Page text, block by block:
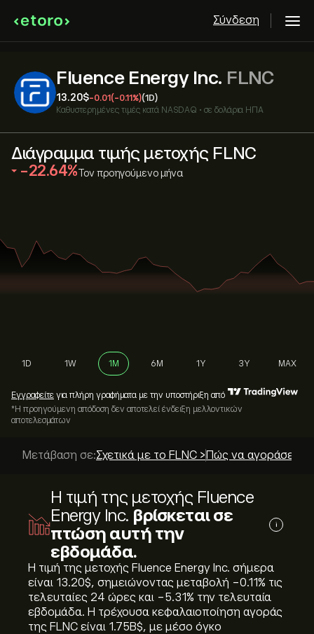
Σύνδεση
Fluence Energy Inc. FLNC
13.20‎$‎-0.01 (-0.11%)(1D)
Καθυστερημένες τιμές κατά NASDAQ • σε δολάρια ΗΠΑ
Διάγραμμα τιμής μετοχής FLNC
‎-22.64‎ Τον προηγούμενο μήνα
1D 1W 1M 6M 1Y 3Y MAX
Εγγραφείτε για πλήρη γραφήματα με την υποστήριξη από
*Η προηγούμενη απόδοση δεν αποτελεί ένδειξη μελλοντικών
αποτελεσμάτων
Μετάβαση σε:Σχετικά με το FLNC > Πώς να αγοράσετε;
Η τιμή της μετοχής Fluence
Energy Inc. βρίσκεται σε
πτώση αυτή την
εβδομάδα.
i
Η τιμή της μετοχής Fluence Energy Inc. σήμερα
είναι 13.20‎$‎, σημειώνοντας μεταβολή ‎-0.11‎% τις
τελευταίες 24 ώρες και ‎-5.31‎% την τελευταία
εβδομάδα. Η τρέχουσα κεφαλαιοποίηση αγοράς
της FLNC είναι 1.75B‎$‎, με μέσο όγκο